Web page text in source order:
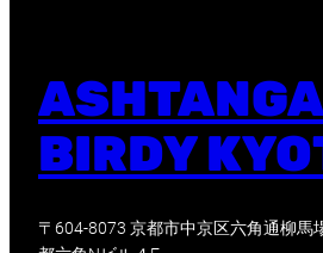
BIRDY
〒604-8073 京都市中京区六角通柳馬